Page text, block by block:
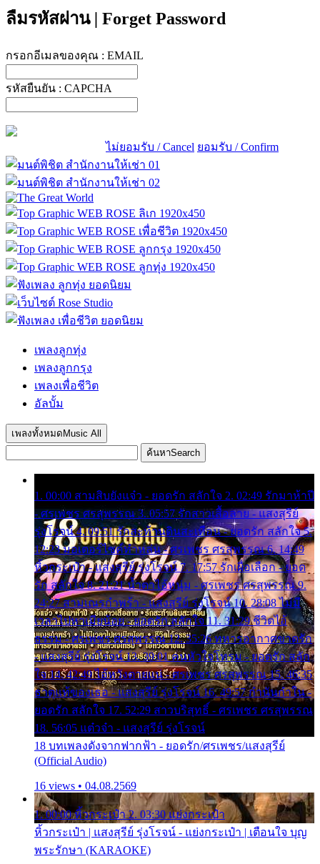
ลืมรหัสผ่าน | Forget Password
กรอกอีเมลของคุณ : EMAIL
รหัสยืนยัน : CAPCHA
ไม่ยอมรับ / Cancel ยอมรับ / Confirm
เพลงลูกทุ่ง
เพลงลูกกรุง
เพลงเพื่อชีวิต
อัลบั้ม
เพลงทั้งหมด Music All
ค้นหาSearch
1. 00:00 สามสิบยังแจ๋ว - ยอดรัก สลักใจ 2. 02:49 รักมาห้าปี
- ศรเพชร ศรสุพรรณ 3. 05:57 รักสาวเสื้อลาย - แสงสุรีย์
รุ่งโรจน์ 4. 09:51 รักสะท้านดินสะเทือน - ยอดรัก สลักใจ 5.
12:23 มอเตอร์ไซค์ทำหล่น - ศรเพชร ศรสุพรรณ 6. 14:49
หิ้วกระเป๋า - แสงสุรีย์ รุ่งโรจน์ 7. 17:57 รักเผื่อเลือก - ยอด
รัก สลักใจ 8. 21:21 น้ำตาไอ้หนุ่ม - ศรเพชร ศรสุพรรณ 9.
24:27 สามเณรกำพร้า - แสงสุรีย์ รุ่งโรจน์ 10. 28:08 ไม่มี
เวลาไปหาเมียน้อย - ยอดรัก สลักใจ 11. 31:29 ชีวิตไอ้
ธรรม - ศรเพชร ศรสุพรรณ 12. 35:26 ทหารอากาศขาดรัก
- แสงสุรีย์ รุ่งโรจน์ 13. 39:01 คนหัวใจโทรม - ยอดรัก สลัก
ใจ 14. 42:49 ไอ้หวังตายแน่ - ศรเพชร ศรสุพรรณ 15. 46:35
ธาตุแท้ของเธอ - แสงสุรีย์ รุ่งโรจน์ 16. 49:57 กำนันกำใน -
ยอดรัก สลักใจ 17. 52:29 สาวบริสุทธิ์ - ศรเพชร ศรสุพรรณ
18. 56:05 แต๋วจ๋า - แสงสุรีย์ รุ่งโรจน์
18 บทเพลงดังจากฟากฟ้า - ยอดรัก/ศรเพชร/แสงสุรีย์
(Official Audio)
16 views • 04.08.2569
1. 00:00 หิ้วกระเป๋า 2. 03:30 แย่งกระเป๋า
หิ้วกระเป๋า | แสงสุรีย์ รุ่งโรจน์ - แย่งกระเป๋า | เตือนใจ บุญ
พระรักษา (KARAOKE)